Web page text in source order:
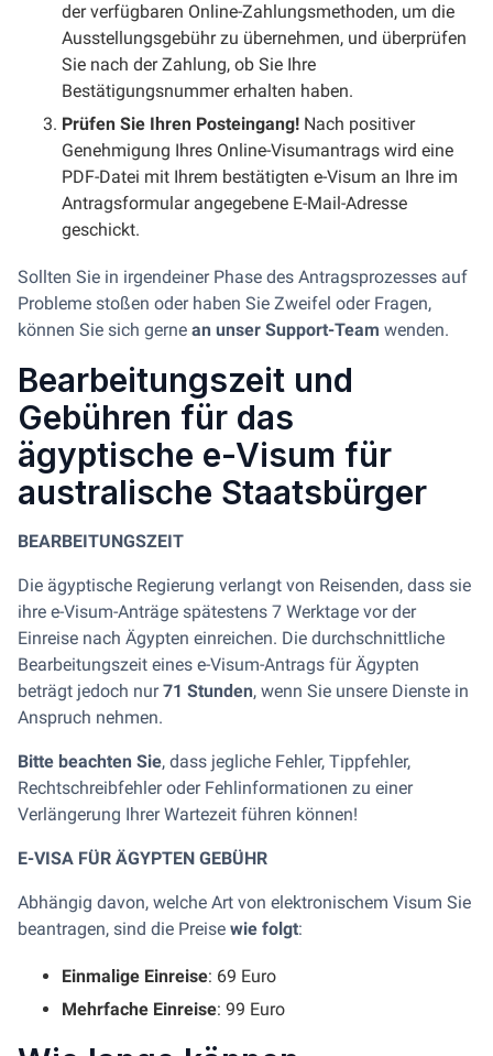
der verfügbaren Online-Zahlungsmethoden, um die
Ausstellungsgebühr zu übernehmen, und überprüfen
Sie nach der Zahlung, ob Sie Ihre
Bestätigungsnummer erhalten haben.
Prüfen Sie Ihren Posteingang! Nach positiver
Genehmigung Ihres Online-Visumantrags wird eine
PDF-Datei mit Ihrem bestätigten e-Visum an Ihre im
Antragsformular angegebene E-Mail-Adresse
geschickt.
Sollten Sie in irgendeiner Phase des Antragsprozesses auf
Probleme stoßen oder haben Sie Zweifel oder Fragen,
können Sie sich gerne an unser Support-Team wenden.
Bearbeitungszeit und
Gebühren für das
ägyptische e-Visum für
australische Staatsbürger
BEARBEITUNGSZEIT
Die ägyptische Regierung verlangt von Reisenden, dass sie
ihre e-Visum-Anträge spätestens 7 Werktage vor der
Einreise nach Ägypten einreichen. Die durchschnittliche
Bearbeitungszeit eines e-Visum-Antrags für Ägypten
beträgt jedoch nur71 Stunden, wenn Sie unsere Dienste in
Anspruch nehmen.
Bitte beachten Sie, dass jegliche Fehler, Tippfehler,
Rechtschreibfehler oder Fehlinformationen zu einer
Verlängerung Ihrer Wartezeit führen können!
E-VISA FÜR ÄGYPTEN GEBÜHR
Abhängig davon, welche Art von elektronischem Visum Sie
beantragen, sind die Preise wie folgt:
Einmalige Einreise: 69 Euro
Mehrfache Einreise: 99 Euro